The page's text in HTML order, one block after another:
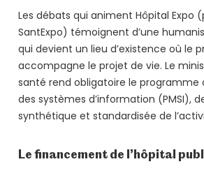
Les débats qui animent Hôpital Expo
SantExpo) témoignent d’une
qui devient un lieu d’existence où le
accompagne le projet de vie. Le
santé rend obligatoire le programme
des systèmes d’information (PMSI),
synthétique et standardisée de
Le financement de l’hôpital